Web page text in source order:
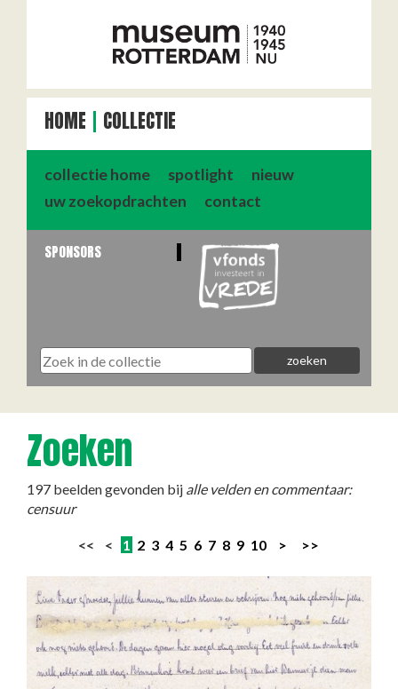
HOME COLLECTIE
collectie home spotlight
nieuw
uw zoekopdrachten
contact
SPONSORS
Zoeken
197 beelden gevonden bij alle velden en commentaar:
censuur
<< < 1 2 3 4 5 6 7 8 9 10 > >>